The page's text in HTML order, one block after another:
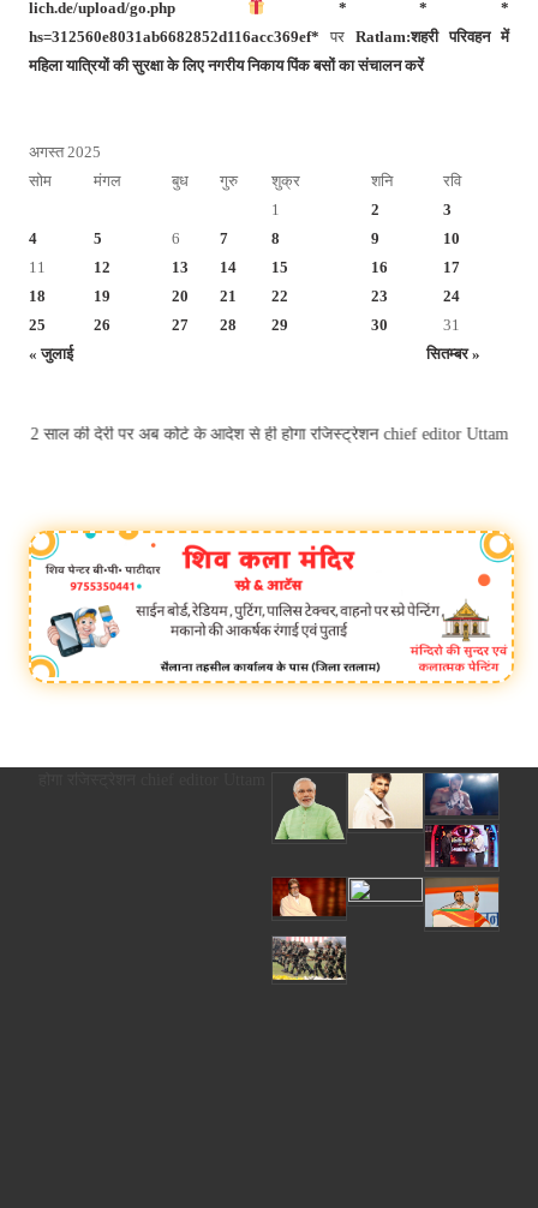
lich.de/upload/go.php
* * *
hs=312560e8031ab6682852d116acc369ef* पर Ratlam:शहरी परिवहन में
महिला यात्रियों की सुरक्षा के लिए नगरीय निकाय पिंक बसों का संचालन करें
अगस्त 2025
सोम
मंगल बुध गुरु शुक्र शनि रवि
« जुलाई सितम्बर »
1 2
3
4
5 6 7 8 9
10
11
12 13 14 15 16
17
18
19 20 21 22 23
24
25
26 27 28 29 30 31
साल की देरी पर अब कोर्ट के आदेश से ही होगा रजिस्ट्रेशन chief editor Uttam
रजिस्ट्रेशन chief editor Uttam Sharma. mk choudhary